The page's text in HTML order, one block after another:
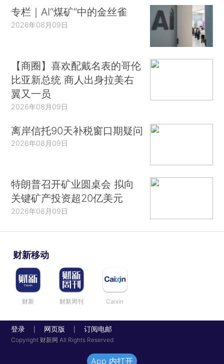
专栏｜AI“煤矿”中的金丝雀
2026年08月09日
【商圈】喜欢配戴名表的哥伦
比亚新总统 商人出身拉美右
翼又一员
2026年08月09日
离岸信托90天补税窗口期疑问
2026年08月09日
特朗普召开矿业圆桌会 拟向
关键矿产投资超20亿美元
2026年08月09日
财新移动
财新 财新周刊 Caixin
登录 网页版 订阅电邮
Copyright 财新网 All Rights Reserved
App 内打开